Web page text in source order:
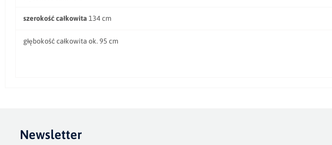
szerokość całkowita 134 cm
głębokość całkowita ok. 95 cm
Newsletter